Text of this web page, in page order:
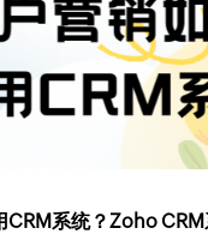
CRM系统？Zoho